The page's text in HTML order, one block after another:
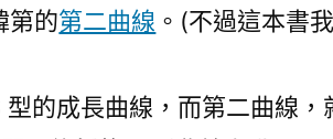
第的第二曲線 。(不過這本書
的成長曲線，而第二曲線，